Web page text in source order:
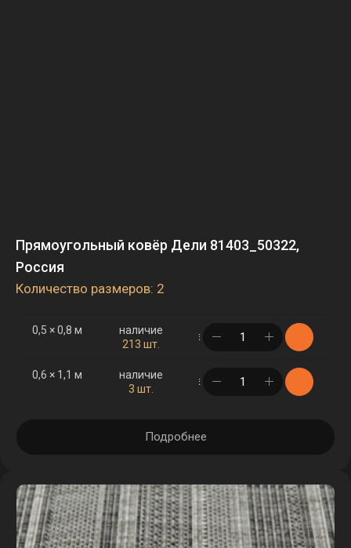
Прямоугольный ковёр Дели 81403_50322,
Россия
Количество размеров: 2
0,5 × 0,8 м
наличие
213 шт.
в корзине
0,6 × 1,1 м
наличие
3 шт.
в корзине
Подробнее